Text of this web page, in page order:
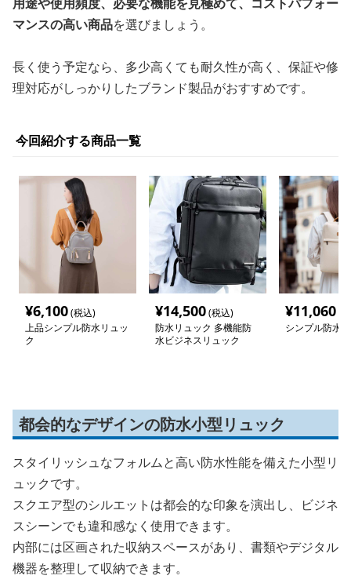
マンスの高い商品を選びましょう。
長く使う予定なら、多少高くても耐久性が高く、保証や修
理対応がしっかりしたブランド製品がおすすめです。
今回紹介する商品一覧
¥6,100(税込)
上品シンプル防水リュッ
ク
¥14,500(税込)
防水リュック 多機能防
水ビジネスリュック
¥11,060
シンプル防水
都会的なデザインの防水小型リュック
スタイリッシュなフォルムと高い防水性能を備えた小型リ
ュックです。
スクエア型のシルエットは都会的な印象を演出し、ビジネ
スシーンでも違和感なく使用できます。
内部には区画された収納スペースがあり、書類やデジタル
機器を整理して収納できます。